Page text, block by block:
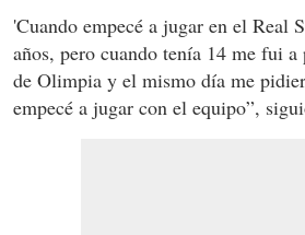
'Cuando empecé a jugar en el Real
años, pero cuando tenía 14 me fui a
de Olimpia y el mismo día me
empecé a jugar con el equipo”,